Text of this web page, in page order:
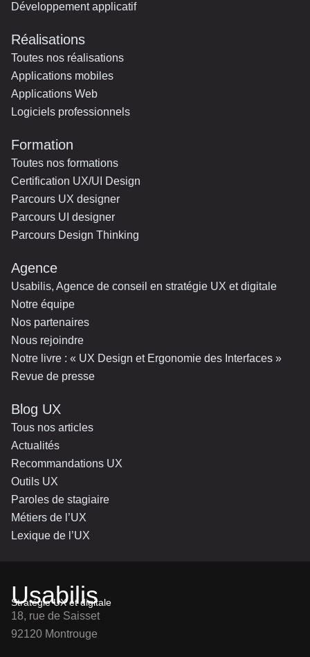
Développement applicatif
Réalisations
Toutes nos réalisations
Applications mobiles
Applications Web
Logiciels professionnels
Formation
Toutes nos formations
Certification UX/UI Design
Parcours UX designer
Parcours UI designer
Parcours Design Thinking
Agence
Usabilis, Agence de conseil en stratégie UX et digitale
Notre équipe
Nos partenaires
Nous rejoindre
Notre livre : « UX Design et Ergonomie des Interfaces »
Revue de presse
Blog UX
Tous nos articles
Actualités
Recommandations UX
Outils UX
Paroles de stagiaire
Métiers de l’UX
Lexique de l’UX
Usabilis
Stratégie UX et digitale
18, rue de Saisset
92120 Montrouge